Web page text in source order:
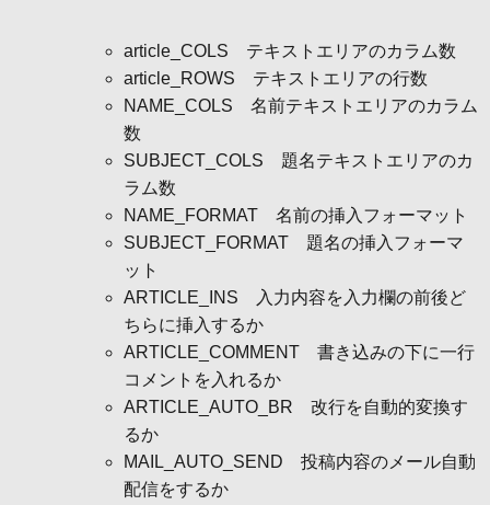
article_COLS テキストエリアのカラム数
article_ROWS テキストエリアの行数
NAME_COLS 名前テキストエリアのカラム
数
SUBJECT_COLS 題名テキストエリアのカ
ラム数
NAME_FORMAT 名前の挿入フォーマット
SUBJECT_FORMAT 題名の挿入フォーマ
ット
ARTICLE_INS 入力内容を入力欄の前後ど
ちらに挿入するか
ARTICLE_COMMENT 書き込みの下に一行
コメントを入れるか
ARTICLE_AUTO_BR 改行を自動的変換す
るか
MAIL_AUTO_SEND 投稿内容のメール自動
配信をするか